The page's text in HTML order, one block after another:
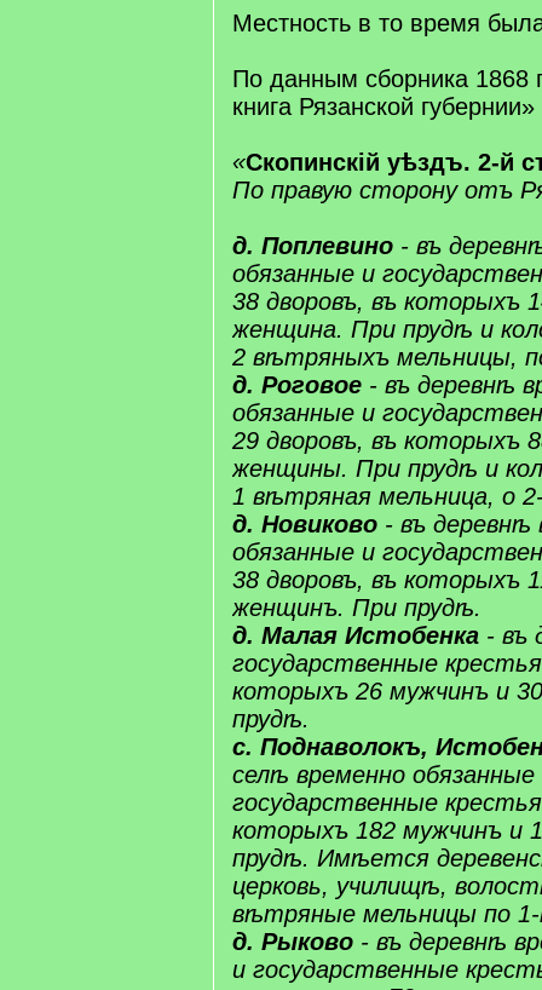
Местность в то время
По данным сборника 1868
книга Рязанской губернии»
«​Скопинскій​ уѣздъ. 2-й
По правую сторону отъ
д. ​​Поплевино​ - въ
обязанные​ и
38 дворовъ, въ которыхъ
женщина. При прудѣ и
2 вѣтряныхъ мельницы,
д. Роговое - въ деревнѣ
обязанные​ и
29 дворовъ, въ которыхъ
женщины. При прудѣ и
1 вѣтряная мельница, о
д. ​​Новиково​ - въ деревнѣ
обязанные​ и
38 дворовъ, въ которыхъ
женщинъ. При прудѣ.
д. Малая ​​Истобенка​ - въ
государственные​
которыхъ 26 мужчинъ и
прудѣ.
​с.​ Поднаволокъ,
селѣ временно ​обязанные​
государственные​
которыхъ 182 мужчинъ и
прудѣ. Имѣется
церковь, ​училищѣ​,
вѣтряные​ мельницы по
д. ​​Рыково​ - въ деревнѣ
и ​государственные​